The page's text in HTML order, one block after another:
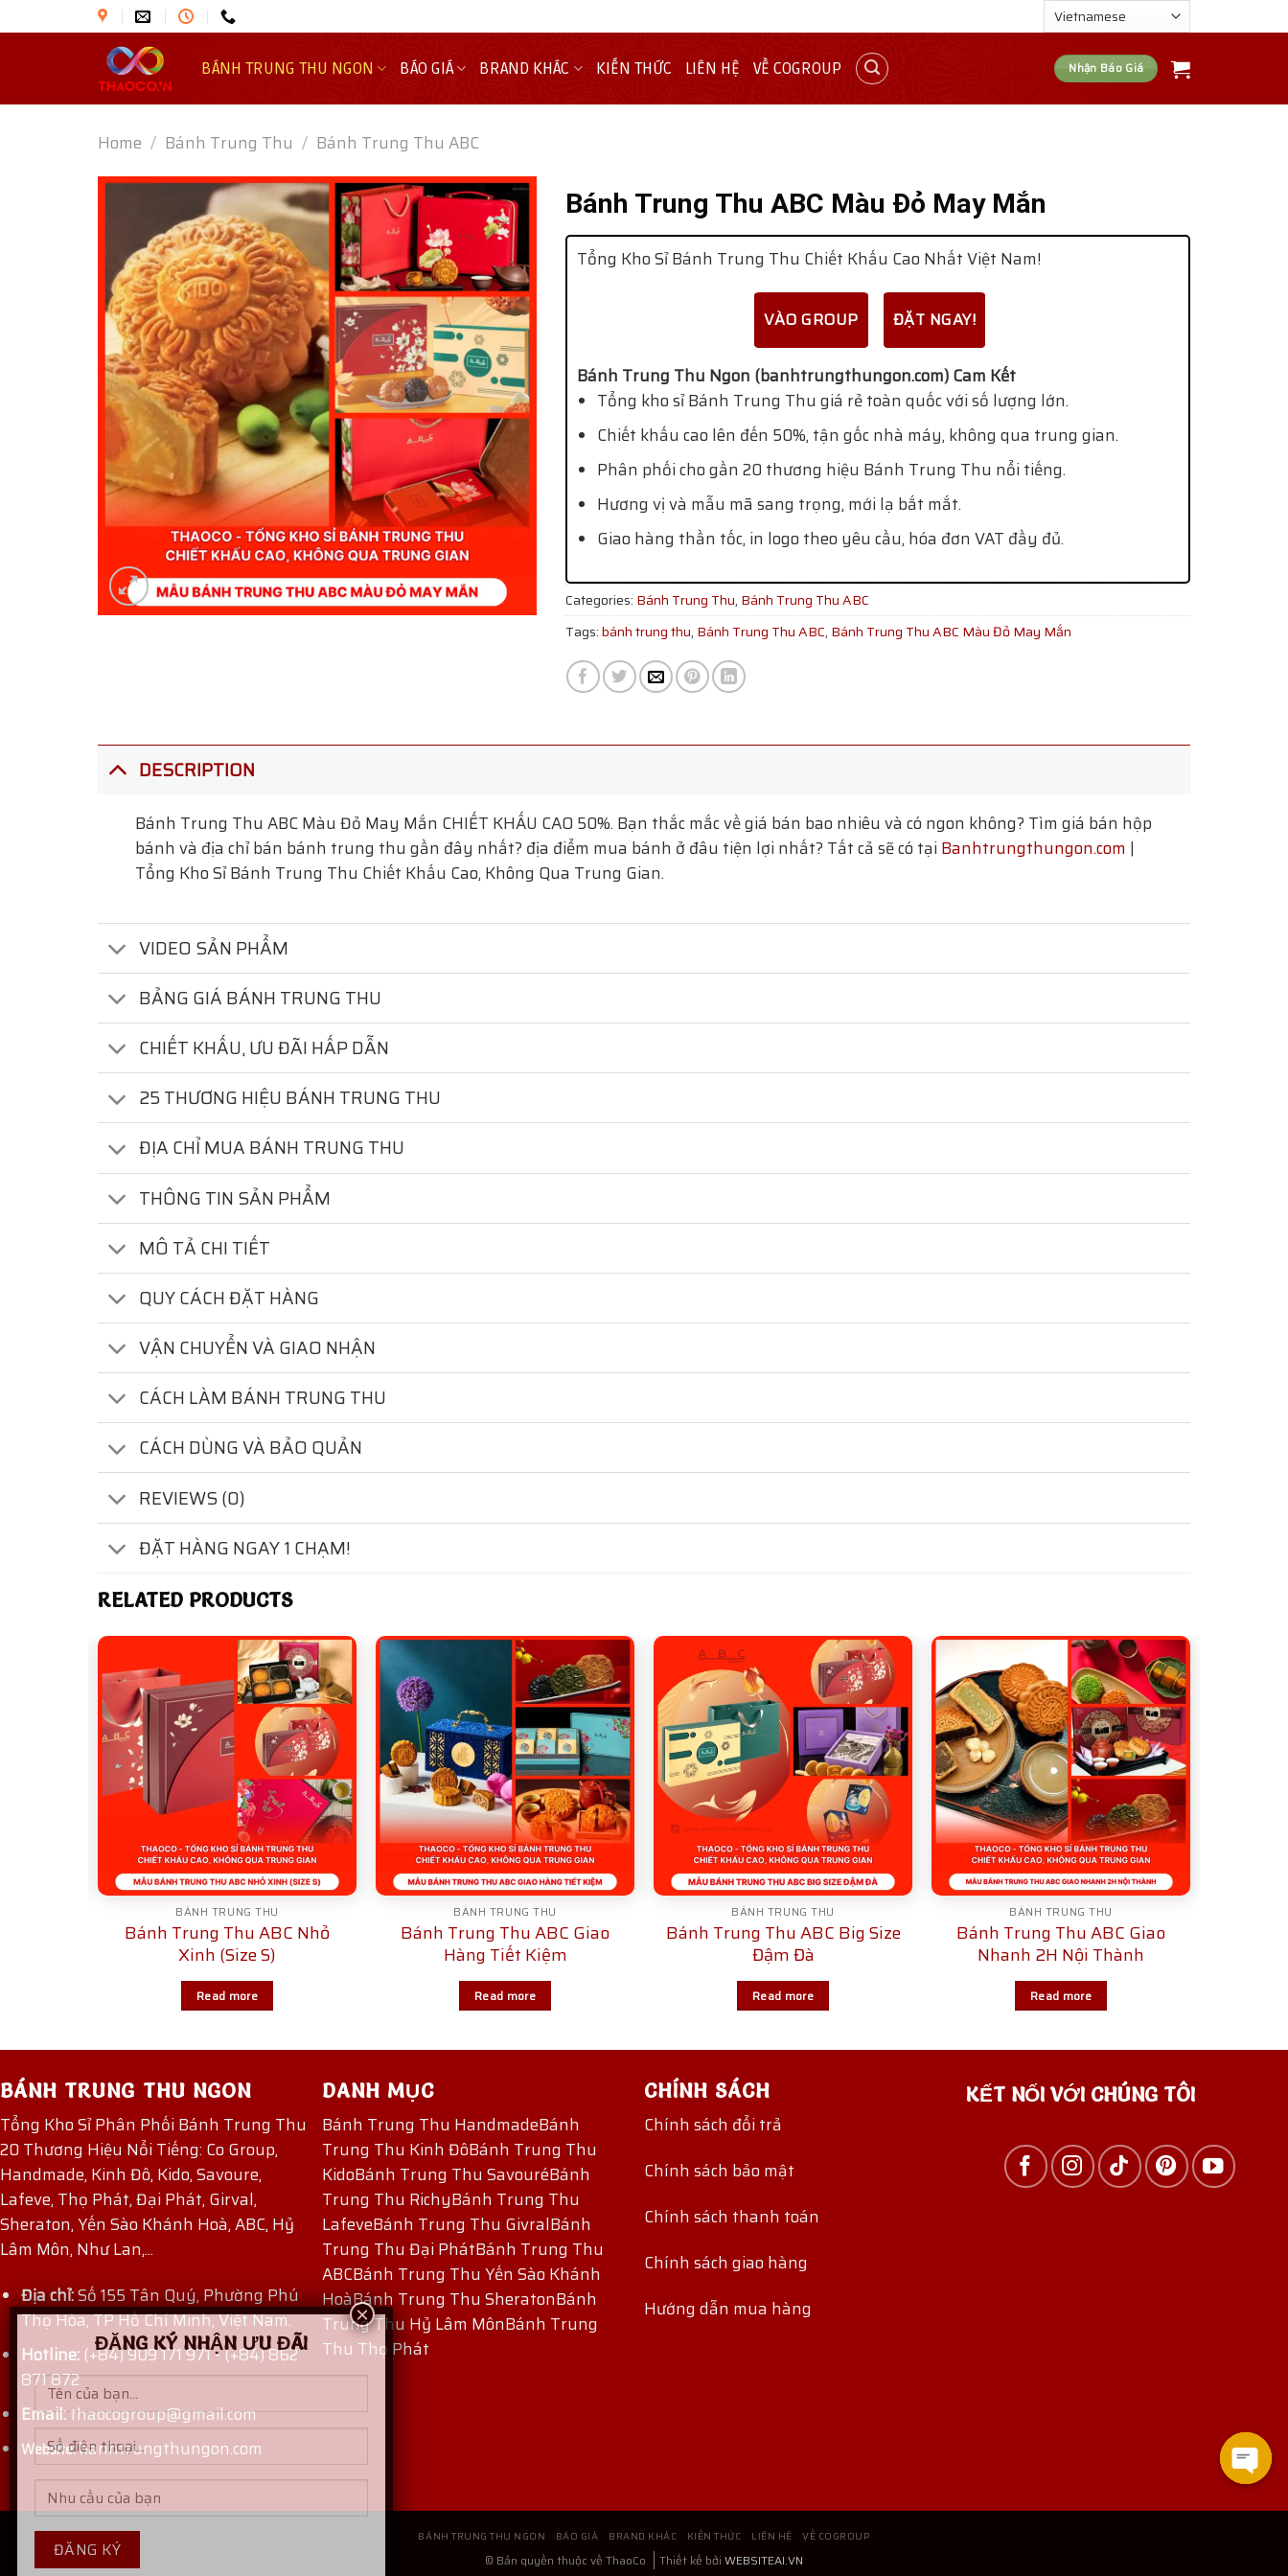
to
BÁNH TRUNG THU NGON BÁO GIÁ BRAND KHÁC KIẾN THỨC LIÊN HỆ VỀ COGROUP Nhận Báo Giá
Home / Bánh Trung Thu / Bánh Trung Thu ABC
Bánh Trung Thu ABC Màu Đỏ May Mắn
Tổng Kho Sỉ Bánh Trung Thu Chiết Khấu Cao Nhất Việt Nam!
VÀO GROUP ĐẶT NGAY!
Bánh Trung Thu Ngon (banhtrungthungon.com) Cam Kết
Tổng kho sỉ Bánh Trung Thu giá rẻ toàn quốc với số lượng lớn.
Chiết khấu cao lên đến 50%, tận gốc nhà máy, không qua trung gian.
Phân phối cho gần 20 thương hiệu Bánh Trung Thu nổi tiếng.
Hương vị và mẫu mã sang trọng, mới lạ bắt mắt.
Giao hàng thần tốc, in logo theo yêu cầu, hóa đơn VAT đầy đủ.
Categories: Bánh Trung Thu, Bánh Trung Thu ABC
Tags:bánh trung thu, Bánh Trung Thu ABC, Bánh Trung Thu ABC Màu Đỏ May Mắn
DESCRIPTION
Bánh Trung Thu ABC Màu Đỏ May Mắn CHIẾT KHẤU CAO 50%. Bạn thắc mắc về giá bán bao nhiêu và có ngon không? Tìm giá bán hộp
bánh và địa chỉ bán bánh trung thu gần đây nhất? địa điểm mua bánh ở đâu tiện lợi nhất? Tất cả sẽ có tại Banhtrungthungon.com |
Tổng Kho Sỉ Bánh Trung Thu Chiết Khấu Cao, Không Qua Trung Gian.
VIDEO SẢN PHẨM
BẢNG GIÁ BÁNH TRUNG THU
CHIẾT KHẤU, ƯU ĐÃI HẤP DẪN
25 THƯƠNG HIỆU BÁNH TRUNG THU
ĐỊA CHỈ MUA BÁNH TRUNG THU
THÔNG TIN SẢN PHẨM
MÔ TẢ CHI TIẾT
QUY CÁCH ĐẶT HÀNG
VẬN CHUYỂN VÀ GIAO NHẬN
CÁCH LÀM BÁNH TRUNG THU
CÁCH DÙNG VÀ BẢO QUẢN
REVIEWS (0)
ĐẶT HÀNG NGAY 1 CHẠM!
RELATED PRODUCTS
BÁNH TRUNG THU
Bánh Trung Thu ABC Nhỏ
Xinh (Size S)
Read more
BÁNH TRUNG THU
Bánh Trung Thu ABC Giao
Hàng Tiết Kiệm
Read more
BÁNH TRUNG THU
Bánh Trung Thu ABC Big Size
Đậm Đà
Read more
BÁNH TRUNG THU
Bánh Trung Thu ABC Giao
Nhanh 2H Nội Thành
Read more
BÁNH TRUNG THU NGON
Tổng Kho Sỉ Phân Phối Bánh Trung Thu
20 Thương Hiệu Nổi Tiếng: Co Group,
Handmade, Kinh Đô, Kido, Savoure,
Lafeve, Thọ Phát, Đại Phát, Girval,
Sheraton, Yến Sào Khánh Hoà, ABC, Hỷ
Lâm Môn, Như Lan,...
Địa chỉ:Số 155 Tân Quý, Phường Phú
Thọ Hòa, TP Hồ Chí Minh, Việt Nam.
Hotline: (+84) 909 171 971-(+84) 862
871 872
Email:thaocogroup@gmail.com
Website:banhtrungthungon.com
DANH MỤC
Bánh Trung Thu HandmadeBánh
Trung Thu Kinh ĐôBánh Trung Thu
KidoBánh Trung Thu SavouréBánh
Trung Thu RichyBánh Trung Thu
LafeveBánh Trung Thu GivralBánh
Trung Thu Đại PhátBánh Trung Thu
ABCBánh Trung Thu Yến Sào Khánh
HoàBánh Trung Thu SheratonBánh
Trung Thu Hỷ Lâm MônBánh Trung
Thu Thọ Phát
CHÍNH SÁCH
Chính sách đổi trả
Chính sách bảo mật
Chính sách thanh toán
Chính sách giao hàng
Hướng dẫn mua hàng
KẾT NỐI VỚI CHÚNG TÔI
BÁNH TRUNG THU NGON BÁO GIÁ BRAND KHÁC KIẾN THỨC LIÊN HỆ VỀ COGROUP
© Bản quyền thuộc về ThaoCo Thiết kế bởi WEBSITEAI.VN
ĐĂNG KÝ NHẬN ƯU ĐÃI